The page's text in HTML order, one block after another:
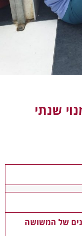
שנתי
של המשושה